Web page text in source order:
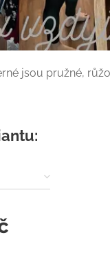
jsou pružné,